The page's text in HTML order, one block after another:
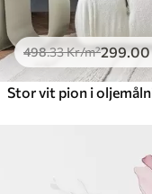
498.33Kr/m²299.00